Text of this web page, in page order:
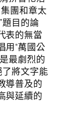
團和章太
題目的論
表的無當
用“萬國公
最劇烈的
了將文字能
導普及的
與延續的